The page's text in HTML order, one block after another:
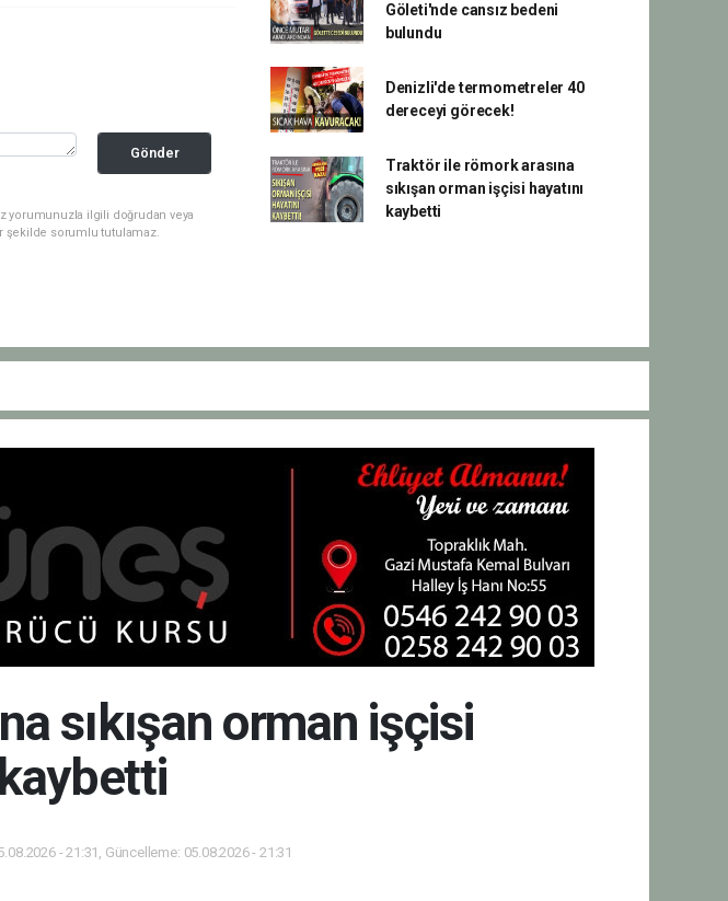
Gönder
yorumunuzla ilgili doğrudan veya
şekilde sorumlu tutulamaz.
Göleti'nde cansız bedeni
bulundu
Denizli'de termometreler 40
dereceyi görecek!
Traktör ile römork arasına
sıkışan orman işçisi hayatını
kaybetti
sıkışan orman işçisi
- 21:31, Güncelleme: 05.08.2026 - 21:31